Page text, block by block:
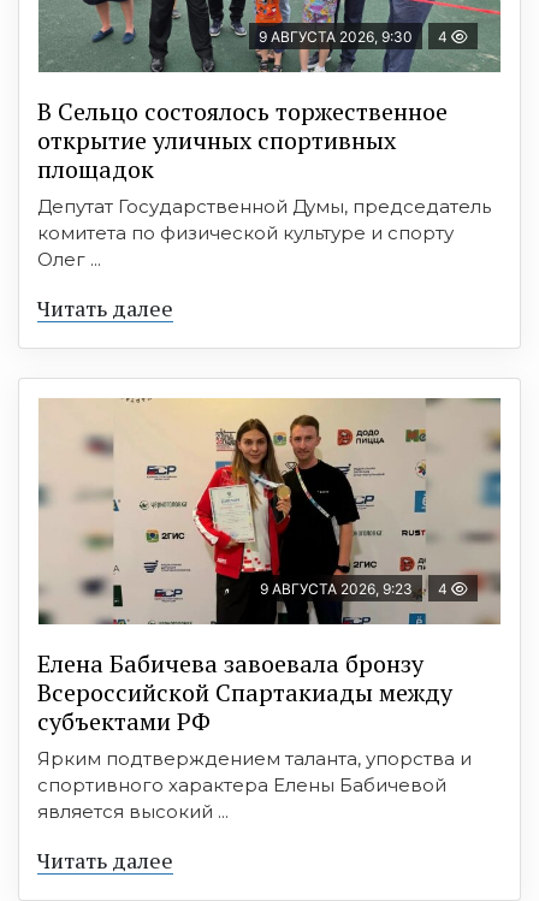
9 АВГУСТА 2026, 9:30 4
В Сельцо состоялось торжественное
открытие уличных спортивных
площадок
Депутат Государственной Думы, председатель
комитета по физической культуре и спорту
Олег ...
Читать далее
9 АВГУСТА 2026, 9:23 4
Елена Бабичева завоевала бронзу
Всероссийской Спартакиады между
субъектами РФ
Ярким подтверждением таланта, упорства и
спортивного характера Елены Бабичевой
является высокий ...
Читать далее